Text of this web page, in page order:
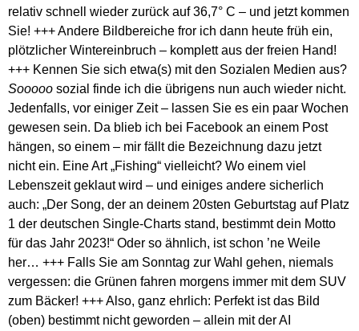
relativ schnell wieder zurück auf 36,7° C – und jetzt kommen
Sie! +++ Andere Bildbereiche fror ich dann heute früh ein,
plötzlicher Wintereinbruch – komplett aus der freien Hand!
+++ Kennen Sie sich etwa(s) mit den Sozialen Medien aus?
Sooooo sozial finde ich die übrigens nun auch wieder nicht.
Jedenfalls, vor einiger Zeit – lassen Sie es ein paar Wochen
gewesen sein. Da blieb ich bei Facebook an einem Post
hängen, so einem – mir fällt die Bezeichnung dazu jetzt
nicht ein. Eine Art „Fishing“ vielleicht? Wo einem viel
Lebenszeit geklaut wird – und einiges andere sicherlich
auch: „Der Song, der an deinem 20sten Geburtstag auf Platz
1 der deutschen Single-Charts stand, bestimmt dein Motto
für das Jahr 2023!“ Oder so ähnlich, ist schon ’ne Weile
her… +++ Falls Sie am Sonntag zur Wahl gehen, niemals
vergessen: die Grünen fahren morgens immer mit dem SUV
zum Bäcker! +++ Also, ganz ehrlich: Perfekt ist das Bild
(oben) bestimmt nicht geworden – allein mit der AI